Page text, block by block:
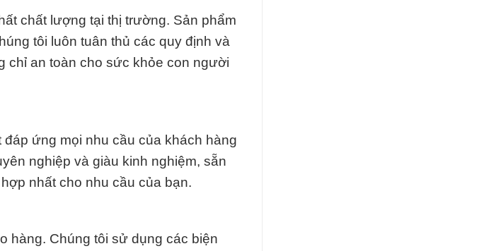
chất lượng tại thị trường. Sản phẩm
tôi luôn tuân thủ các quy định và
chỉ an toàn cho sức khỏe con người
ứng mọi nhu cầu của khách hàng
nghiệp và giàu kinh nghiệm, sẵn
nhất cho nhu cầu của bạn.
hàng. Chúng tôi sử dụng các biện